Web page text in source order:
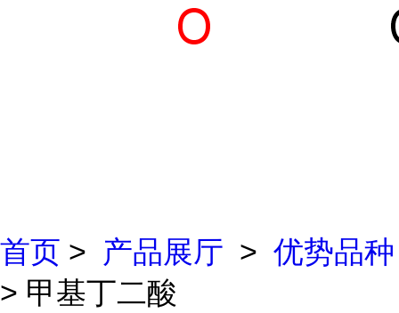
首页 > 产品展厅 > 优势品种
> 甲基丁二酸